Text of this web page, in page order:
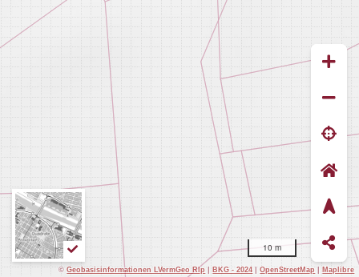
10 m
©Geobasisinformationen LVermGeo Rlp |BKG - 2024|OpenStreetMap|Maplibre